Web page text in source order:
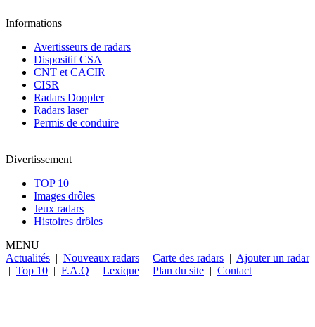
Informations
Avertisseurs de radars
Dispositif CSA
CNT et CACIR
CISR
Radars Doppler
Radars laser
Permis de conduire
Divertissement
TOP 10
Images drôles
Jeux radars
Histoires drôles
MENU
Actualités | Nouveaux radars | Carte des radars | Ajouter un radar
| Top 10 | F.A.Q | Lexique | Plan du site | Contact